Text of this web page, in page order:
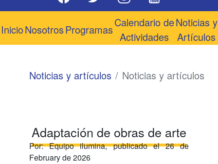
InicioNosotrosProgramas
Calendario de
Actividades
Noticias y
Artículos
Noticias y artículos Noticias y artículos
Adaptación de obras de arte
Por:Equipo ilumina, publicado el26 de
February de 2026